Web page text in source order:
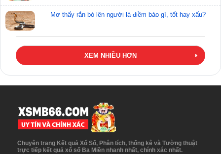
Trên đây là giải đáp lý do xổ số trực tiếp miền Nam hôm nay
được nhiều người ưa chuộng và những thông tin liên quan
mà chúng tôi muốn chia sẻ đến bạn. Hãy theo dõi Xổ Số KT
để cập nhật kết quả xổ số miền Nam,kết quả xổ số miền
trung 30 ngàyvà xổ số miền Bắc mới nhất nhé!
Có thể bạn quan tâm
Bắn Cá Ăn Tiền Tại Nhà Cái 88ee – Trải nghiệm game đổi
thưởng hấp dẫn
Xì Dách S66 tại nhà cái S66 – Hướng dẫn chi tiết và thú vị
Mơ thấy rắn bò lên người là điềm báo gì, tốt hay xấu?
XEM NHIỀU HƠN
Chuyên trang Kết quả Xổ Số, Phân tích, thống kê và Tường thuật
trực tiếp kết quả xổ số Ba Miền nhanh nhất, chính xác nhất.